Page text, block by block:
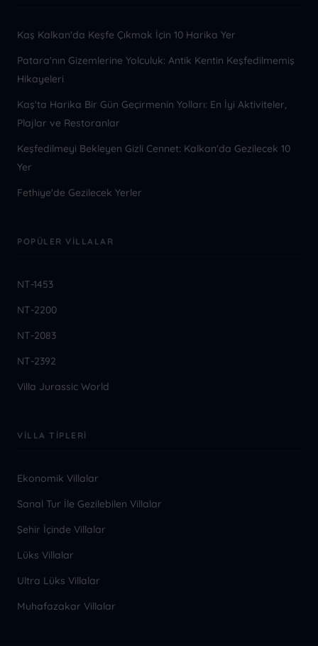
Kaş Kalkan'da Keşfe Çıkmak İçin 10 Harika Yer
Patara'nın Gizemlerine Yolculuk: Antik Kentin Keşfedilmemiş
Hikayeleri
Kaş'ta Harika Bir Gün Geçirmenin Yolları: En İyi Aktiviteler,
Plajlar ve Restoranlar
Keşfedilmeyi Bekleyen Gizli Cennet: Kalkan'da Gezilecek 10
Yer
Fethiye'de Gezilecek Yerler
POPÜLER VILLALAR
NT-1453
NT-2200
NT-2083
NT-2392
Villa Jurassic World
VILLA TIPLERI
Ekonomik Villalar
Sanal Tur İle Gezilebilen Villalar
Şehir İçinde Villalar
Lüks Villalar
Ultra Lüks Villalar
Muhafazakar Villalar